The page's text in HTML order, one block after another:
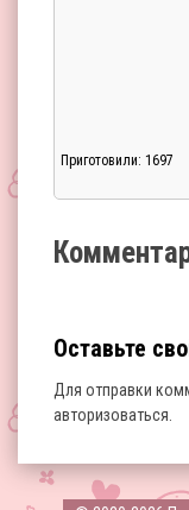
Загрузка...
Приготовили: 1697
Оставьте
Для отправки
авторизоваться